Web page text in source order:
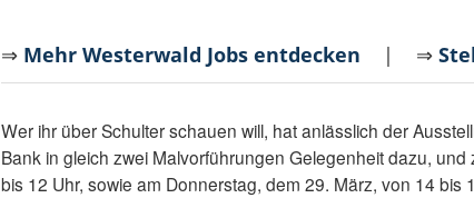
⇒ Mehr Westerwald Jobs entdecken | ⇒
Wer ihr über Schulter schauen will, hat anlässlich der
Bank in gleich zwei Malvorführungen Gelegenheit dazu,
bis 12 Uhr, sowie am Donnerstag, dem 29. März, von 14 bis